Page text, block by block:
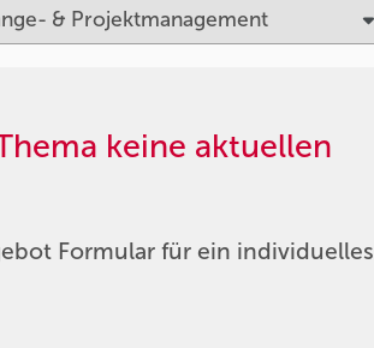
keine aktuellen
Formular für ein individuelles